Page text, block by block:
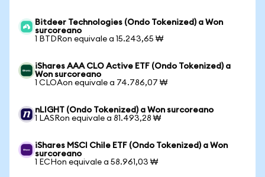
Bitdeer Technologies (Ondo Tokenized) a Won
surcoreano
1 BTDRon equivale a 15.243,65 ₩
iShares AAA CLO Active ETF (Ondo Tokenized) a
Won surcoreano
1 CLOAon equivale a 74.786,07 ₩
nLIGHT (Ondo Tokenized) a Won surcoreano
1 LASRon equivale a 81.493,28 ₩
iShares MSCI Chile ETF (Ondo Tokenized) a Won
surcoreano
1 ECHon equivale a 58.961,03 ₩